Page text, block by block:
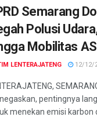
Semarang
Polusi
Mobilitas
LENTERAJATENG 12/12/
pentingnya
menekan emisi karbon